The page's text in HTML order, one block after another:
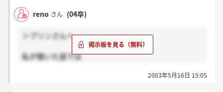
業種は違うけれど、お互い格好イイ大人になりましょ
う☆
それにしてもあの飲みは楽しかったですね。のみじゃ
ねぇ、面接だった。笑
reno さん (04卒)
＞プリンさんへ
私が聞いた話では
仕事をとった分だけ給料にプラスされるそうです。住
2003年5月16日 15:05